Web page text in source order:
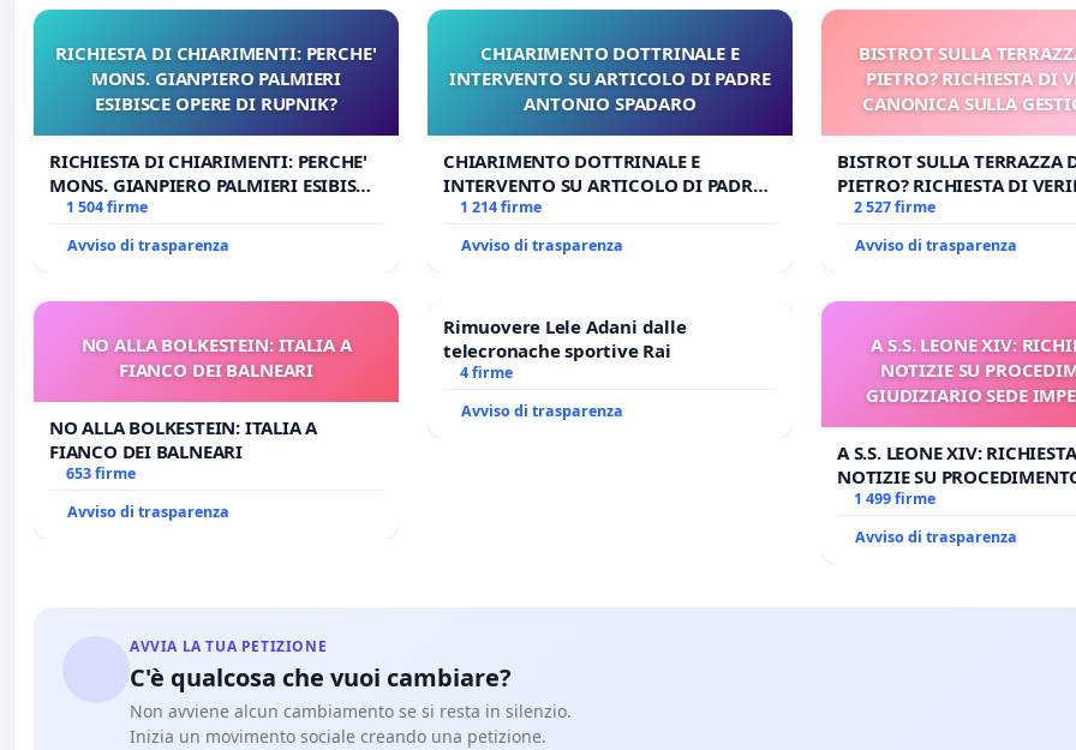
RICHIESTA DI CHIARIMENTI: PERCHE'
MONS. GIANPIERO PALMIERI
ESIBISCE OPERE DI RUPNIK?
RICHIESTA DI CHIARIMENTI: PERCHE'
MONS. GIANPIERO PALMIERI ESIBISCE
OPERE DI RUPNIK?
1 504 firme
Avviso di trasparenza
CHIARIMENTO DOTTRINALE E
INTERVENTO SU ARTICOLO DI PADRE
ANTONIO SPADARO
CHIARIMENTO DOTTRINALE E
INTERVENTO SU ARTICOLO DI PADRE
ANTONIO SPADARO
1 214 firme
Avviso di trasparenza
BISTROT SULLA
PIETRO? RICHIESTA DI
CANONICA SULLA
BISTROT SULLA TERRAZZA
PIETRO? RICHIESTA DI
CANONICA SULLA GESTIONE
CARD. GAMBETTI
2 527 firme
Avviso di trasparenza
NO ALLA BOLKESTEIN: ITALIA A
FIANCO DEI BALNEARI
NO ALLA BOLKESTEIN: ITALIA A
FIANCO DEI BALNEARI
653 firme
Avviso di trasparenza
Rimuovere Lele Adani dalle
telecronache sportive Rai
4 firme
Avviso di trasparenza
A S.S. LEONE XIV:
NOTIZIE SU
GIUDIZIARIO SEDE
A S.S. LEONE XIV:
NOTIZIE SU
GIUDIZIARIO SEDE
BENEDETTO XVI
1 499 firme
Avviso di trasparenza
AVVIA LA TUA PETIZIONE
C'è qualcosa che vuoi cambiare?
Non avviene alcun cambiamento se si resta in silenzio.
Inizia un movimento sociale creando una petizione.